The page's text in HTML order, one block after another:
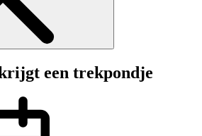
een trekpondje